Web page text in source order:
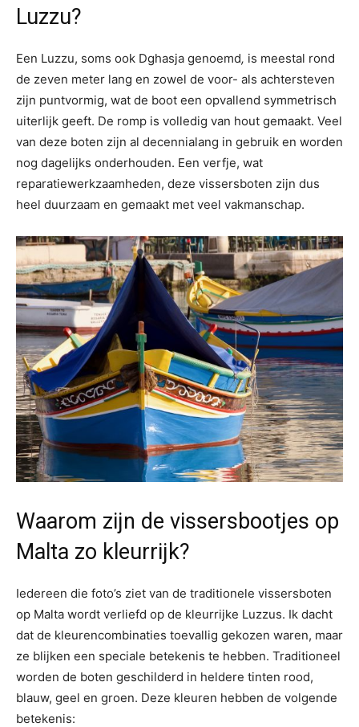
Luzzu?
Een Luzzu, soms ook Dghasja genoemd, is meestal rond
de zeven meter lang en zowel de voor- als achtersteven
zijn puntvormig, wat de boot een opvallend symmetrisch
uiterlijk geeft. De romp is volledig van hout gemaakt. Veel
van deze boten zijn al decennialang in gebruik en worden
nog dagelijks onderhouden. Een verfje, wat
reparatiewerkzaamheden, deze vissersboten zijn dus
heel duurzaam en gemaakt met veel vakmanschap.
Waarom zijn de vissersbootjes op
Malta zo kleurrijk?
Iedereen die foto’s ziet van de traditionele vissersboten
op Malta wordt verliefd op de kleurrijke Luzzus. Ik dacht
dat de kleurencombinaties toevallig gekozen waren, maar
ze blijken een speciale betekenis te hebben. Traditioneel
worden de boten geschilderd in heldere tinten rood,
blauw, geel en groen. Deze kleuren hebben de volgende
betekenis: